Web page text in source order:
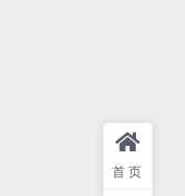
首页